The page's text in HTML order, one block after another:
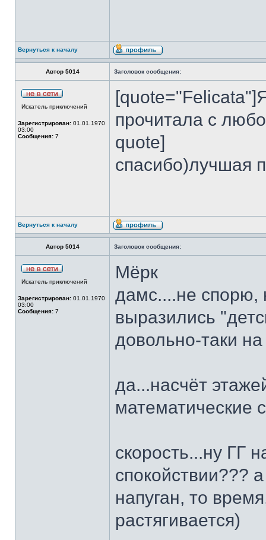
Вернуться к началу
Автор 5014 Заголовок сообщения:
Искатель приключений
Зарегистрирован: 01.01.1970
03:00
Сообщения: 7
прочитала с
quote]
спасибо)лучшая
Вернуться к началу
Автор 5014 Заголовок сообщения:
Искатель приключений
Зарегистрирован: 01.01.1970
03:00
Сообщения: 7
Мёрк
дамс....не спорю,
выразились
довольно-таки
да...насчёт
математические
скорость...ну ГГ
спокойствии???
напуган, то
растягивается)